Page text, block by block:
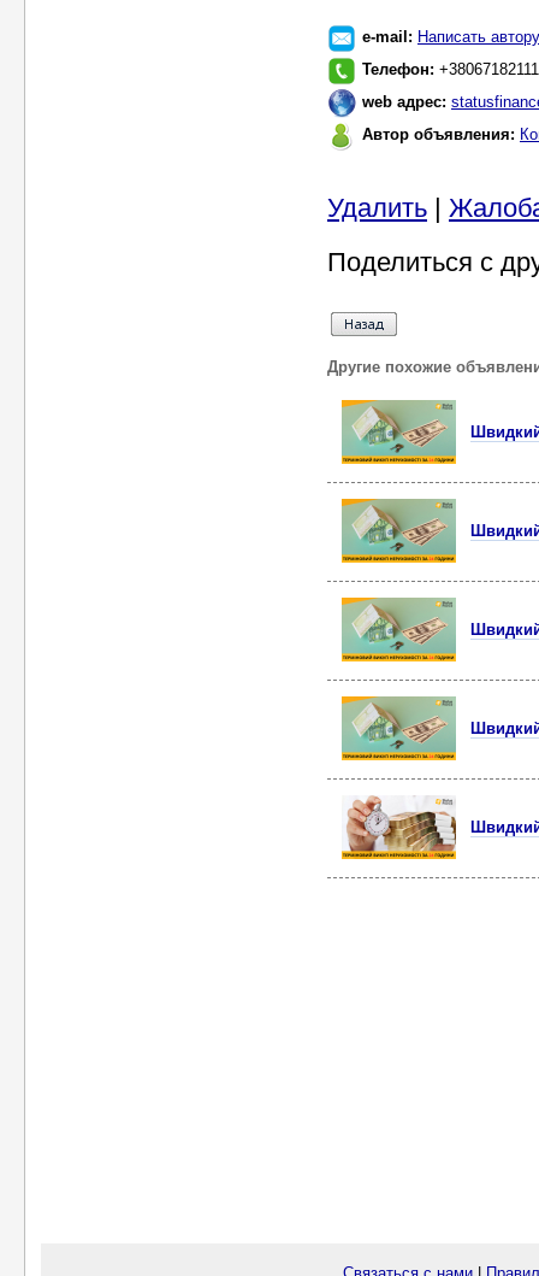
e-mail: Написать автору
Телефон:
web адрес:
Автор объявления:
Удалить |
Поделиться с
Другие похожие
Швидкий